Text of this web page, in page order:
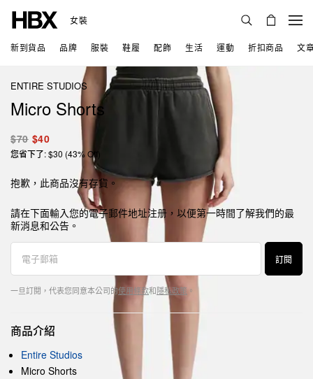
女裝
新到貨品 品牌 服裝 鞋履 配飾 生活 運動 折扣商品 文
ENTIRE STUDIOS
Micro Shorts
$70 $40
您省下了: $30 (43% Off)
抱歉，此商品沒有存貨。
請在下面輸入您的電子郵件地址注册，以便第一時間了解我們的最
新消息和公告。
訂閱
一旦訂閱，代表您同意本公司的使用條款和隱私政策 。
商品介紹
Entire Studios
Micro Shorts